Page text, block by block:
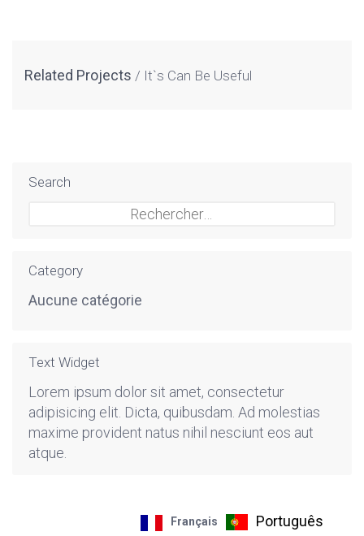
Related Projects It`s Can Be Useful
Search
Category
Aucune catégorie
Text Widget
Lorem ipsum dolor sit amet, consectetur
adipisicing elit. Dicta, quibusdam. Ad molestias
maxime provident natus nihil nesciunt eos aut
atque.
Français Português